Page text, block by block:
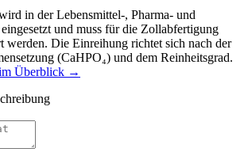
in der Lebensmittel-, Pharma- und
und muss für die Zollabfertigung
werden. Die Einreihung richtet sich nach der
(CaHPO₄) und dem Reinheitsgrad.
Überblick →